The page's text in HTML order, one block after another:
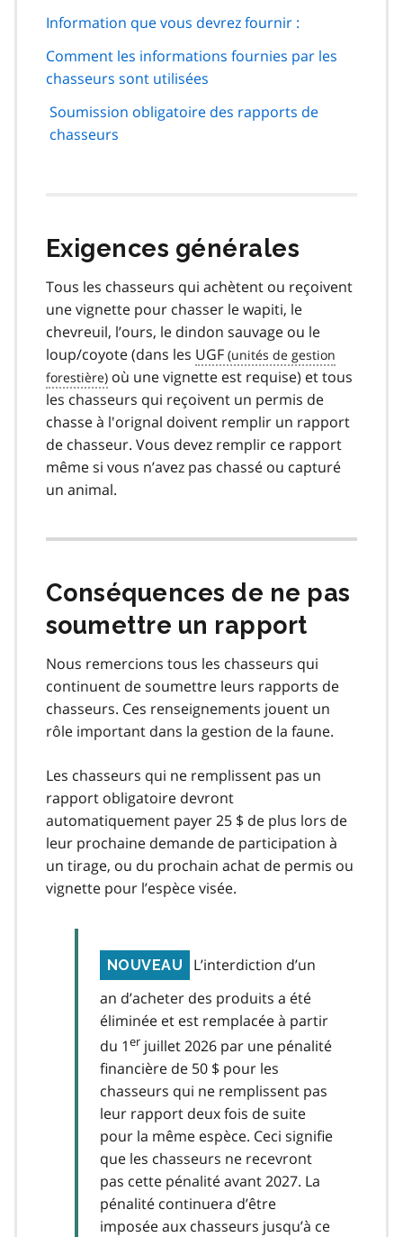
Information que vous devrez fournir :
Comment les informations fournies par les
chasseurs sont utilisées
Soumission obligatoire des rapports de
chasseurs
Exigences générales
Tous les chasseurs qui achètent ou reçoivent
une vignette pour chasser le wapiti, le
chevreuil, l’ours, le dindon sauvage ou le
loup/coyote (dans les UGF
où une vignette est requise) et tous
les chasseurs qui reçoivent un permis de
chasse à l'orignal doivent remplir un rapport
de chasseur. Vous devez remplir ce rapport
même si vous n’avez pas chassé ou capturé
un animal.
Conséquences de ne pas
soumettre un rapport
Nous remercions tous les chasseurs qui
continuent de soumettre leurs rapports de
chasseurs. Ces renseignements jouent un
rôle important dans la gestion de la faune.
Les chasseurs qui ne remplissent pas un
rapport obligatoire devront
automatiquement payer 25 $ de plus lors de
leur prochaine demande de participation à
un tirage, ou du prochain achat de permis ou
vignette pour l’espèce visée.
NOUVEAU
L’interdiction d’un
an d’acheter des produits a été
éliminée et est remplacée à partir
du 1er juillet 2026 par une pénalité
financière de 50 $ pour les
chasseurs qui ne remplissent pas
leur rapport deux fois de suite
pour la même espèce. Ceci signifie
que les chasseurs ne recevront
pas cette pénalité avant 2027. La
pénalité continuera d’être
imposée aux chasseurs jusqu’à ce